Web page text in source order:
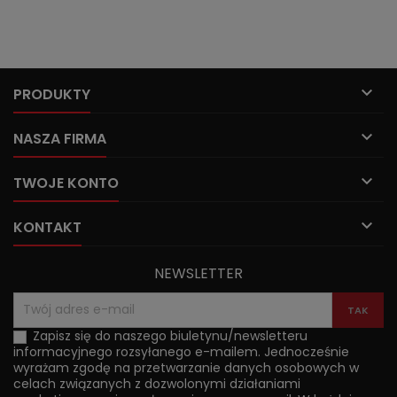
PRODUKTY 
NASZA FIRMA 
TWOJE KONTO 
KONTAKT 
NEWSLETTER
Zapisz się do naszego biuletynu/newsletteru
informacyjnego rozsyłanego e-mailem. Jednocześnie
wyrażam zgodę na przetwarzanie danych osobowych w
celach związanych z dozwolonymi działaniami